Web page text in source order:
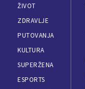
ŽIVOT
ZDRAVLJE
PUTOVANJA
KULTURA
SUPERŽENA
ESPORTS